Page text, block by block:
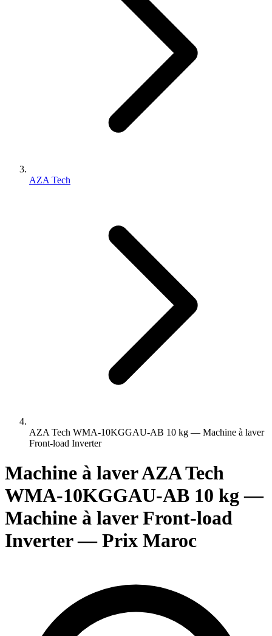
AZA Tech
AZA Tech WMA-10KGGAU-AB 10 kg — Machine à laver
Front-load Inverter
Machine à laver AZA Tech
WMA-10KGGAU-AB 10 kg —
Machine à laver Front-load
Inverter — Prix Maroc